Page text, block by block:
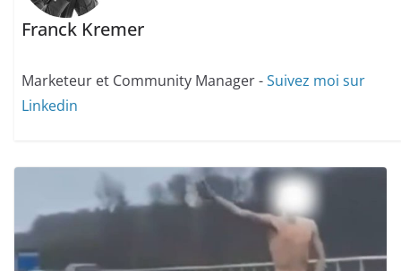
Franck Kremer
Marketeur et Community Manager -Suivez moi sur
Linkedin